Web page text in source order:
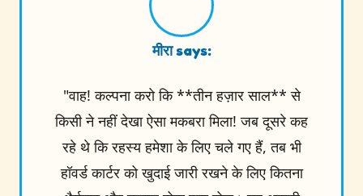
मीरा says:
"वाह! कल्पना करो कि **तीन हज़ार साल** से
किसी ने नहीं देखा ऐसा मकबरा मिला! जब दूसरे कह
रहे थे कि रहस्य हमेशा के लिए चले गए हैं, तब भी
हॉवर्ड कार्टर को खुदाई जारी रखने के लिए कितना